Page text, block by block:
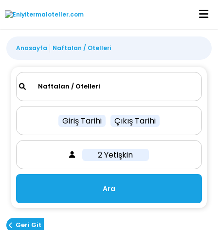
Anasayfa Naftalan / Otelleri
Giriş Tarihi Çıkış Tarihi
2 Yetişkin
Ara
Geri Git